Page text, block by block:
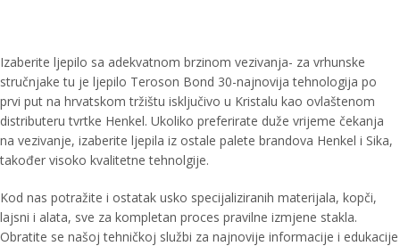
Izaberite ljepilo sa adekvatnom brzinom vezivanja- za vrhunske
stručnjake tu je ljepilo Teroson Bond 30-najnovija tehnologija po
prvi put na hrvatskom tržištu isključivo u Kristalu kao ovlaštenom
distributeru tvrtke Henkel. Ukoliko preferirate duže vrijeme čekanja
na vezivanje, izaberite ljepila iz ostale palete brandova Henkel i Sika,
također visoko kvalitetne tehnolgije.
Kod nas potražite i ostatak usko specijaliziranih materijala, kopči,
lajsni i alata, sve za kompletan proces pravilne izmjene stakla.
Obratite se našoj tehničkoj službi za najnovije informacije i edukacije